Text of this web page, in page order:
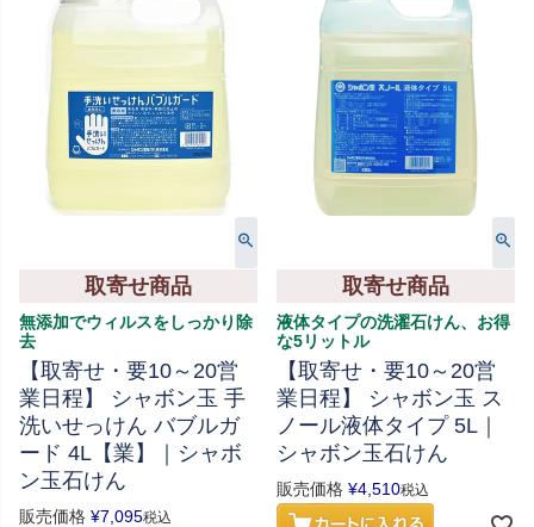
取寄せ商品
無添加でウィルスをしっかり除
去
【取寄せ・要10～20営
業日程】 シャボン玉 手
洗いせっけん バブルガ
ード 4L【業】｜シャボ
ン玉石けん
販売価格 ¥7,095税込
取寄せ商品
液体タイプの洗濯石けん、お得
な5リットル
【取寄せ・要10～20営
業日程】 シャボン玉 ス
ノール液体タイプ 5L｜
シャボン玉石けん
販売価格 ¥4,510税込